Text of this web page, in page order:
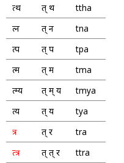
त्थ
त् थ
ttha
त्न
त् न
tna
त्प
त् प
tpa
त्म
त् म
tma
त्म्य
त् म् य
tmya
त्य
त् य
tya
त्र
त् र
tra
त्त्र
त् त् र
ttra